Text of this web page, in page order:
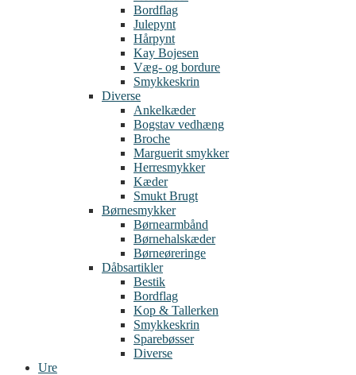
Bordflag
Julepynt
Hårpynt
Kay Bojesen
Væg- og bordure
Smykkeskrin
Diverse
Ankelkæder
Bogstav vedhæng
Broche
Marguerit smykker
Herresmykker
Kæder
Smukt Brugt
Børnesmykker
Børnearmbånd
Børnehalskæder
Børneøreringe
Dåbsartikler
Bestik
Bordflag
Kop & Tallerken
Smykkeskrin
Sparebøsser
Diverse
Ure